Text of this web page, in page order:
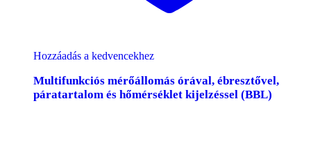
Hozzáadás a kedvencekhez
Multifunkciós mérőállomás órával, ébresztővel,
páratartalom és hőmérséklet kijelzéssel (BBL)